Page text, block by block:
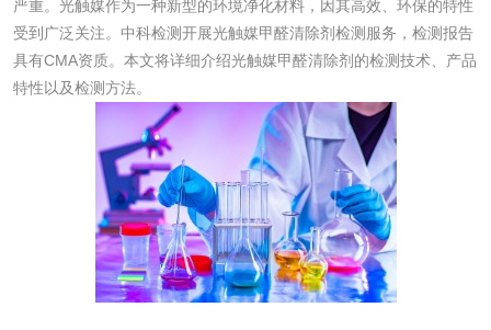
严重。光触媒作为一种新型的环境净化材料，因其高效、环保的特性
受到广泛关注。中科检测开展光触媒甲醛清除剂检测服务，检测报告
具有CMA资质。本文将详细介绍光触媒甲醛清除剂的检测技术、产品
特性以及检测方法。
微生物检测
化妆品
化妆品毒理试验 化妆品毒理测试
化妆品眼刺激试验 化妆品皮肤刺激试
验
化妆品急性经口毒
化妆品皮肤变态反